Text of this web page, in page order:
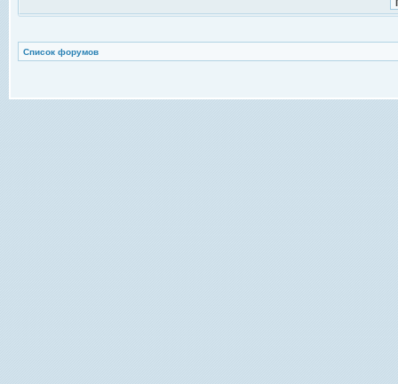
Список форумов